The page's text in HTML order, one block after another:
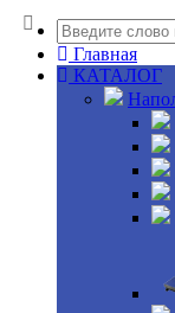
Главная
КАТАЛОГ